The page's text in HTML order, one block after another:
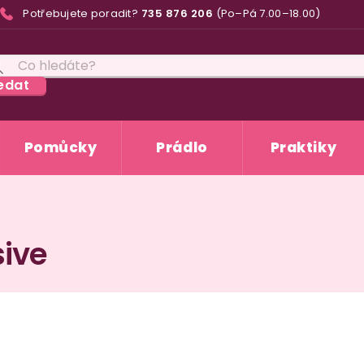
Potřebujete poradit? 735 876 206 (Po–Pá 7.00–18.00)
Pomůcky Prádlo Praktiky